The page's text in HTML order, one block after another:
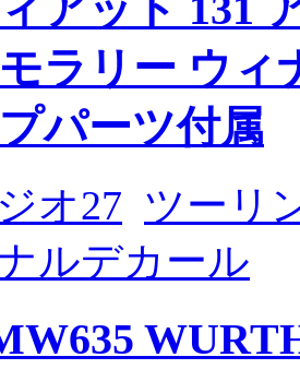
アット 131
ラリー ウィ
パーツ付属
オ27 ツーリ
ルデカール